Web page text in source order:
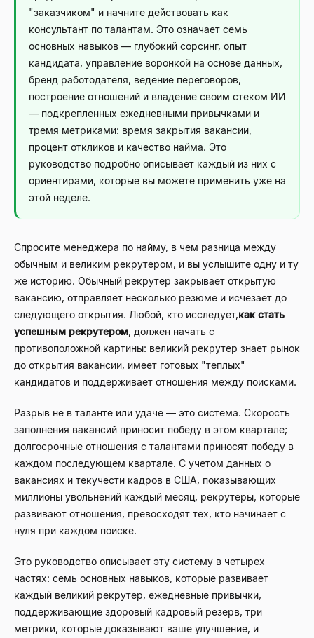
"заказчиком" и начните действовать как
консультант по талантам. Это означает семь
основных навыков — глубокий сорсинг, опыт
кандидата, управление воронкой на основе данных,
бренд работодателя, ведение переговоров,
построение отношений и владение своим стеком ИИ
— подкрепленных ежедневными привычками и
тремя метриками: время закрытия вакансии,
процент откликов и качество найма. Это
руководство подробно описывает каждый из них с
ориентирами, которые вы можете применить уже на
этой неделе.
Спросите менеджера по найму, в чем разница между
обычным и великим рекрутером, и вы услышите одну и ту
же историю. Обычный рекрутер закрывает открытую
вакансию, отправляет несколько резюме и исчезает до
следующего открытия. Любой, кто исследует,как стать
успешным рекрутером, должен начать с
противоположной картины: великий рекрутер знает рынок
до открытия вакансии, имеет готовых "теплых"
кандидатов и поддерживает отношения между поисками.
Разрыв не в таланте или удаче — это система. Скорость
заполнения вакансий приносит победу в этом квартале;
долгосрочные отношения с талантами приносят победу в
каждом последующем квартале. С учетом данных о
вакансиях и текучести кадров в США, показывающих
миллионы увольнений каждый месяц, рекрутеры, которые
развивают отношения, превосходят тех, кто начинает с
нуля при каждом поиске.
Это руководство описывает эту систему в четырех
частях: семь основных навыков, которые развивает
каждый великий рекрутер, ежедневные привычки,
поддерживающие здоровый кадровый резерв, три
метрики, которые доказывают ваше улучшение, и